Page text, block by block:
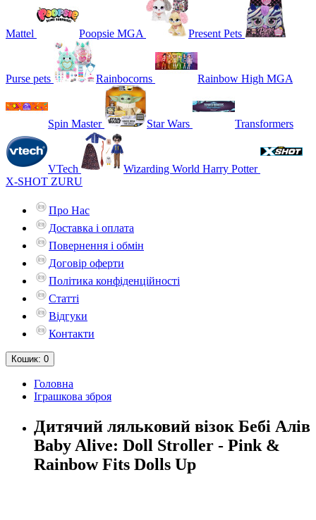
Mattel Poopsie MGA Present Pets
Purse pets Rainbocorns Rainbow High MGA
Spin Master Star Wars Transformers
VTech
Wizarding World Harry Potter
X-SHOT ZURU
Про Нас
Доставка і оплата
Повернення і обмін
Договір оферти
Політика конфіденційності
Статті
Відгуки
Контакти
Кошик: 0
Головна
Іграшкова зброя
Дитячий ляльковий візок Бебі Алів
Baby Alive: Doll Stroller - Pink &
Rainbow Fits Dolls Up